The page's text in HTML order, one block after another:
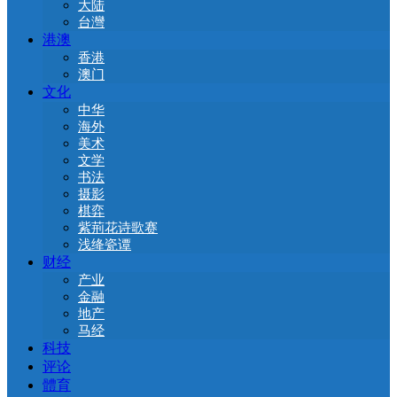
大陆
台灣
港澳
香港
澳门
文化
中华
海外
美术
文学
书法
摄影
棋弈
紫荊花诗歌赛
浅绛瓷谭
财经
产业
金融
地产
马经
科技
评论
體育